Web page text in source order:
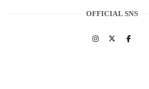
OFFICIAL SNS